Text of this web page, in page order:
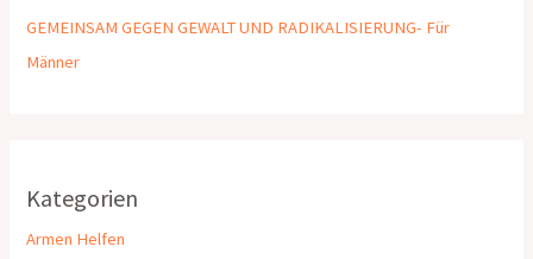
GEMEINSAM GEGEN GEWALT UND RADIKALISIERUNG- Für
Männer
Kategorien
Armen Helfen